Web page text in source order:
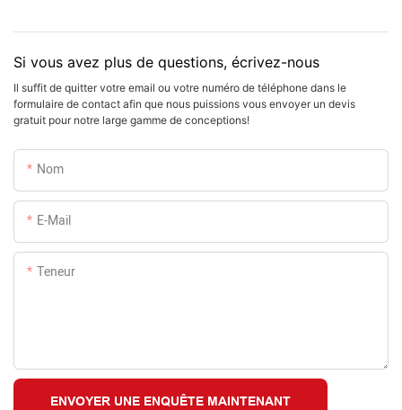
Si vous avez plus de questions, écrivez-nous
Il suffit de quitter votre email ou votre numéro de téléphone dans le
formulaire de contact afin que nous puissions vous envoyer un devis
gratuit pour notre large gamme de conceptions!
Nom
E-Mail
Teneur
ENVOYER UNE ENQUÊTE MAINTENANT